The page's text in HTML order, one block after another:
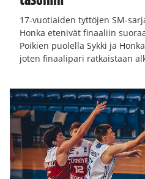
17-vuotiaiden tyttöjen SM-
Honka etenivät finaaliin
Poikien puolella Sykki ja
joten finaalipari ratkaistaan